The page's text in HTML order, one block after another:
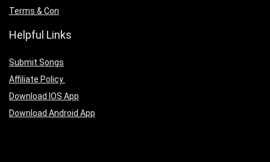
Terms & Con
Helpful Links
Submit Songs
Affiliate Policy
Download IOS App
Download Android App